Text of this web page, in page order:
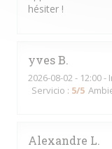
hésiter !
yvesB
2026-08-02 - 12:00 -
Servicio : 5/5
Alexandre L